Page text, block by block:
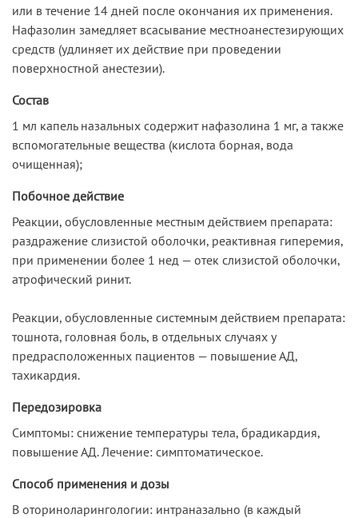
или в течение 14 дней после окончания их применения.
Нафазолин замедляет всасывание местноанестезирующих
средств (удлиняет их действие при проведении
поверхностной анестезии).
Состав
1 мл капель назальных содержит нафазолина 1 мг, а также
вспомогательные вещества (кислота борная, вода
очищенная);
Побочное действие
Реакции, обусловленные местным действием препарата:
раздражение слизистой оболочки, реактивная гиперемия,
при применении более 1 нед — отек слизистой оболочки,
атрофический ринит.
Реакции, обусловленные системным действием препарата:
тошнота, головная боль, в отдельных случаях у
предрасположенных пациентов — повышение АД,
тахикардия.
Передозировка
Симптомы: снижение температуры тела, брадикардия,
повышение АД. Лечение: симптоматическое.
Способ применения и дозы
В оториноларингологии: интраназально (в каждый